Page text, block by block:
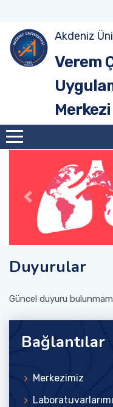
Akdeniz
Verem
Merkezi
Duyurular
Güncel duyuru
Bağlantılar
Merkezimiz
Merkez Yönetimi
Merkez Yönetim Kurulu
Danışma Kurulu